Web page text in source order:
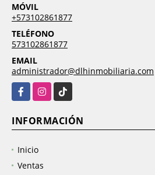
MÓVIL
+573102861877
TELÉFONO
573102861877
EMAIL
administrador@dlhinmobiliaria.com
FacebookInstagramTikTok
INFORMACIÓN
Inicio
Ventas